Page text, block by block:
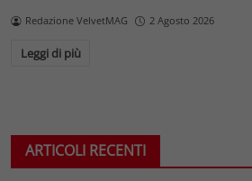
Redazione VelvetMAG 2 Agosto 2026
Leggi di più
ARTICOLI RECENTI